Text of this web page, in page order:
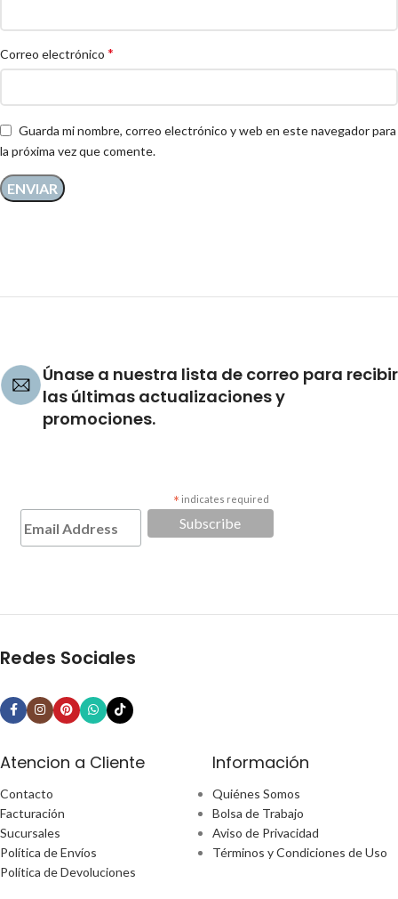
Correo electrónico *
Guarda mi nombre, correo electrónico y web en este navegador para
la próxima vez que comente.
Únase a nuestra lista de correo para recibir
las últimas actualizaciones y
promociones.
* indicates required
Redes Sociales
Atencion a Cliente
Contacto
Facturación
Sucursales
Política de Envíos
Política de Devoluciones
Información
Quiénes Somos
Bolsa de Trabajo
Aviso de Privacidad
Términos y Condiciones de Uso